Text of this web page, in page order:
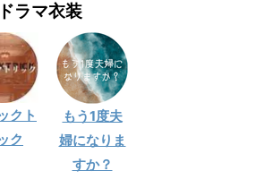
ラマ衣装
クト
ク
もう1度夫
婦になりま
すか？